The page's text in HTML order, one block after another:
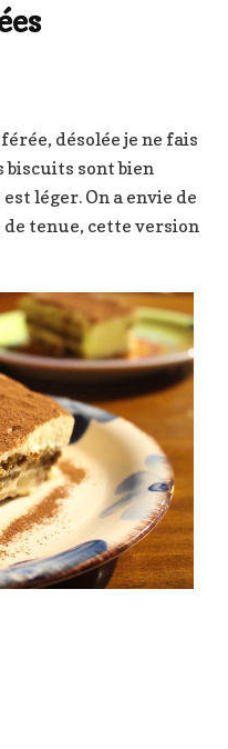
désolée je ne fais
biscuits sont bien
léger. On a envie de
tenue, cette version